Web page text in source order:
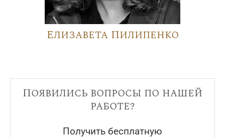
Елизавета Пилипенко
Появились вопросы по нашей
работе?
Получить бесплатную